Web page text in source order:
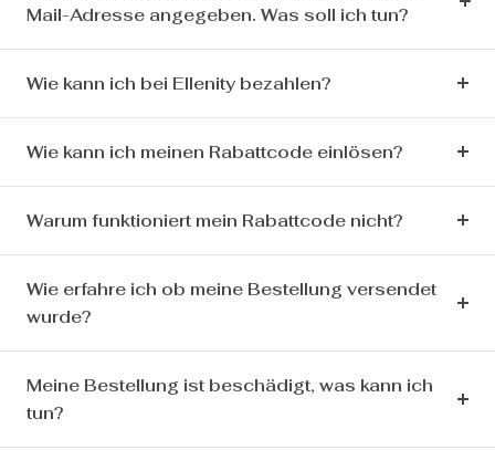
Mail-Adresse angegeben. Was soll ich tun?
Wie kann ich bei Ellenity bezahlen?
Wie kann ich meinen Rabattcode einlösen?
Warum funktioniert mein Rabattcode nicht?
Wie erfahre ich ob meine Bestellung versendet
wurde?
Meine Bestellung ist beschädigt, was kann ich
tun?